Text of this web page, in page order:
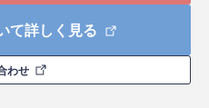
て詳しく見る
わせ